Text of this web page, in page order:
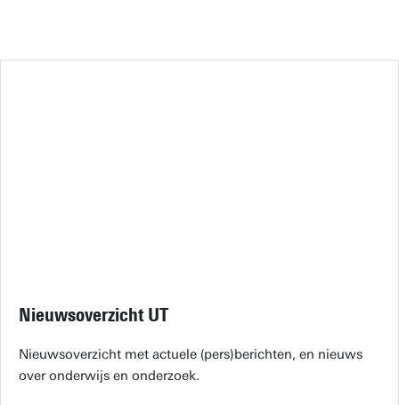
Nieuwsoverzicht UT
Nieuwsoverzicht met actuele (pers)berichten, en nieuws
over onderwijs en onderzoek.